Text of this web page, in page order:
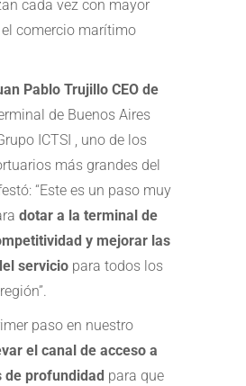
cada vez con mayor
comercio marítimo
Pablo Trujillo CEO de
de Buenos Aires
ICTSI , uno de los
más grandes del
“Este es un paso muy
dotar a la terminal de
y mejorar las
servicio para todos los
paso en nuestro
el canal de acceso a
de profundidad para que